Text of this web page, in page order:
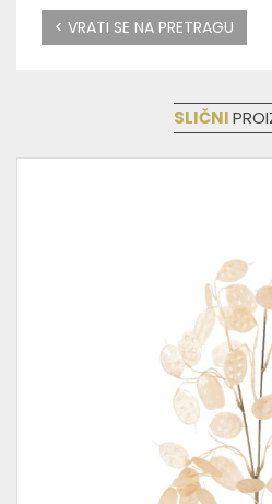
< VRATI SE NA PRETRAGU
SLIČNI